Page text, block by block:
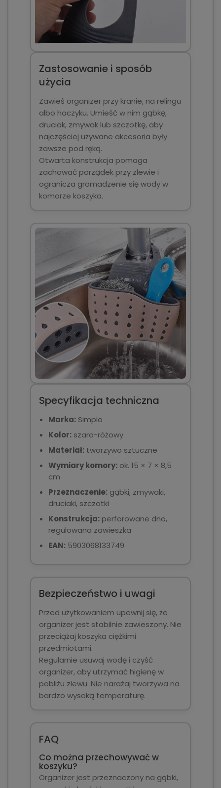
Zastosowanie i sposób
użycia
Zawieś organizer przy kranie, na relingu
albo haczyku. Umieść w nim gąbkę,
druciak, zmywak lub szczotkę, aby
najczęściej używane akcesoria były
zawsze pod ręką.
Otwarta konstrukcja pomaga
zachować porządek przy zlewie i
ogranicza gromadzenie się wody w
komorze koszyka.
Specyfikacja techniczna
Marka: Simplo
Kolor: szaro-różowy
Materiał: tworzywo sztuczne
Wymiary komory: ok. 15 × 7 × 8,5
cm
Przeznaczenie: gąbki, zmywaki,
druciaki, szczotki
Konstrukcja: perforowane dno,
regulowana zawieszka
EAN: 5903068133749
Bezpieczeństwo i uwagi
Przed użytkowaniem upewnij się, że
organizer jest stabilnie zawieszony. Nie
przeciążaj koszyka ciężkimi
przedmiotami.
Regularnie usuwaj wodę i czyść
organizer, aby utrzymać higienę w
pobliżu zlewu. Nie narażaj tworzywa na
bardzo wysoką temperaturę.
FAQ
Co można przechowywać w
koszyku?
Organizer jest przeznaczony na gąbki,